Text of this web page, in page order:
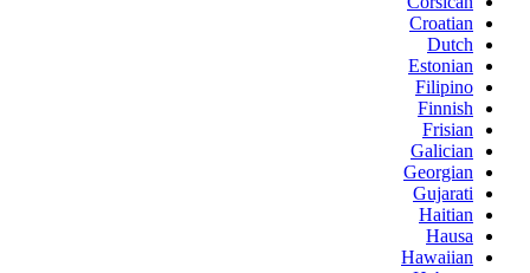
Croatian
Dutch
Estonian
Filipino
Finnish
Frisian
Galician
Georgian
Gujarati
Haitian
Hausa
Hawaiian